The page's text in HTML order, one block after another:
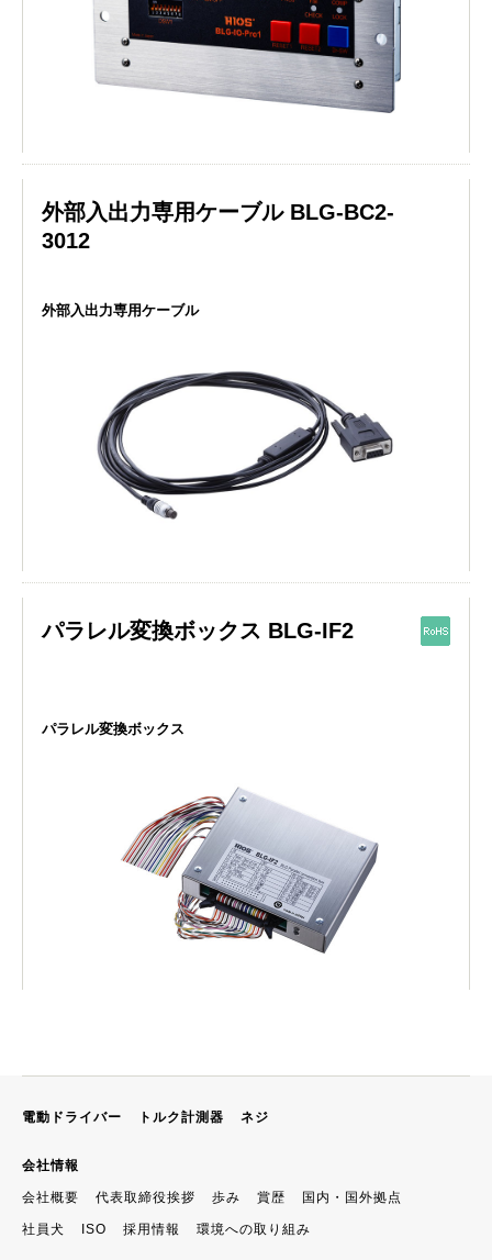
外部入出力専用ケーブル BLG-BC2-
3012
外部入出力専用ケーブル
パラレル変換ボックス BLG-IF2
パラレル変換ボックス
電動ドライバー トルク計測器 ネジ
会社情報
会社概要 代表取締役挨拶 歩み 賞歴 国内・国外拠点
社員犬 ISO 採用情報 環境への取り組み